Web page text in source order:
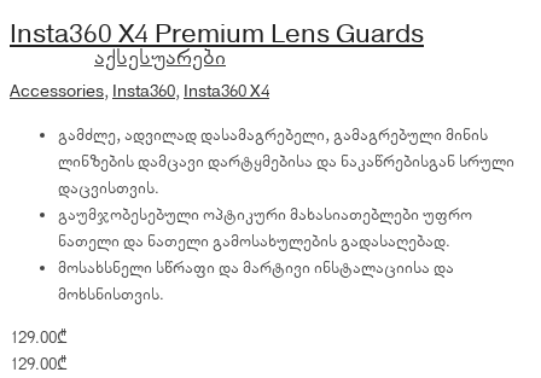
აქსესუარები
Insta360 X4 Premium Lens Guards
Accessories, Insta360, Insta360 X4
გამძლე, ადვილად დასამაგრებელი, გამაგრებული მინის
ლინზების დამცავი დარტყმებისა და ნაკაწრებისგან სრული
დაცვისთვის.
გაუმჯობესებული ოპტიკური მახასიათებლები უფრო
ნათელი და ნათელი გამოსახულების გადასაღებად.
მოსახსნელი სწრაფი და მარტივი ინსტალაციისა და
მოხსნისთვის.
129.00₾
129.00₾